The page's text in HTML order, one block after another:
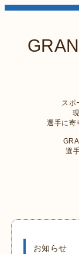
スポ
選手に寄
選
お知らせ